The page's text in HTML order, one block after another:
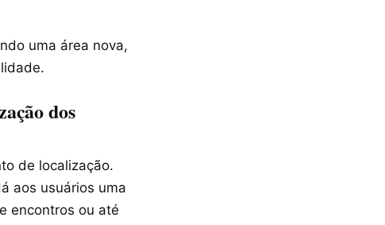
uma área nova,
dos
de localização.
aos usuários uma
encontros ou até